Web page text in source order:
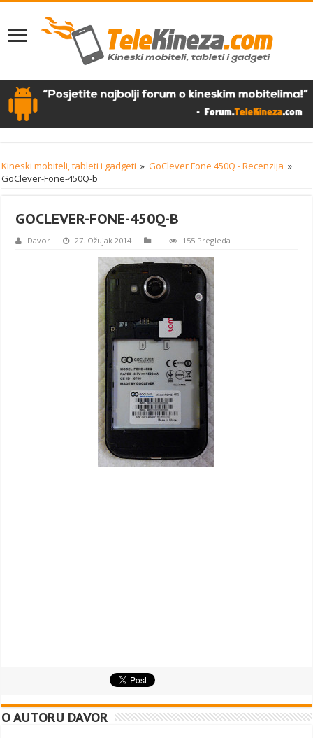
Kineski mobiteli, tableti i gadgeti » GoClever Fone 450Q - Recenzija »
GoClever-Fone-450Q-b
GOCLEVER-FONE-450Q-B
Davor 27. Ožujak 2014 155 Pregleda
O AUTORU DAVOR